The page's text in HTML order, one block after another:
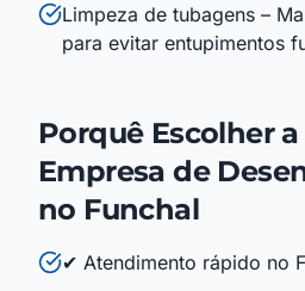
Limpeza de tubagens –
para evitar entupimentos
Porquê Escolher a
Empresa de
no Funchal
✔ Atendimento rápido no